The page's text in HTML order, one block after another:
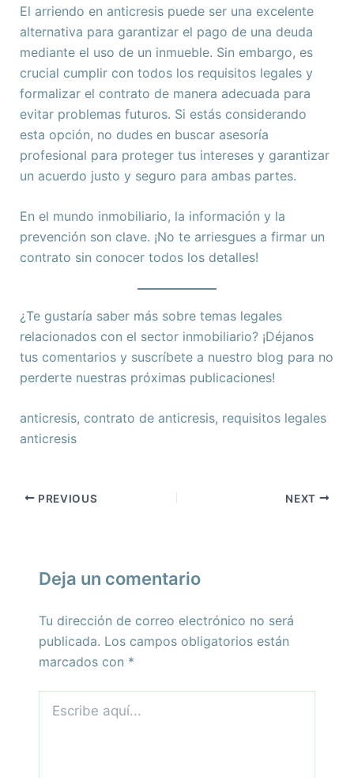
El arriendo en anticresis puede ser una excelente
alternativa para garantizar el pago de una deuda
mediante el uso de un inmueble. Sin embargo, es
crucial cumplir con todos los requisitos legales y
formalizar el contrato de manera adecuada para
evitar problemas futuros. Si estás considerando
esta opción, no dudes en buscar asesoría
profesional para proteger tus intereses y garantizar
un acuerdo justo y seguro para ambas partes.
En el mundo inmobiliario, la información y la
prevención son clave. ¡No te arriesgues a firmar un
contrato sin conocer todos los detalles!
¿Te gustaría saber más sobre temas legales
relacionados con el sector inmobiliario? ¡Déjanos
tus comentarios y suscríbete a nuestro blog para no
perderte nuestras próximas publicaciones!
anticresis, contrato de anticresis, requisitos legales
anticresis
PREVIOUS NEXT
Deja un comentario
Tu dirección de correo electrónico no será
publicada. Los campos obligatorios están
marcados con *
aquí...